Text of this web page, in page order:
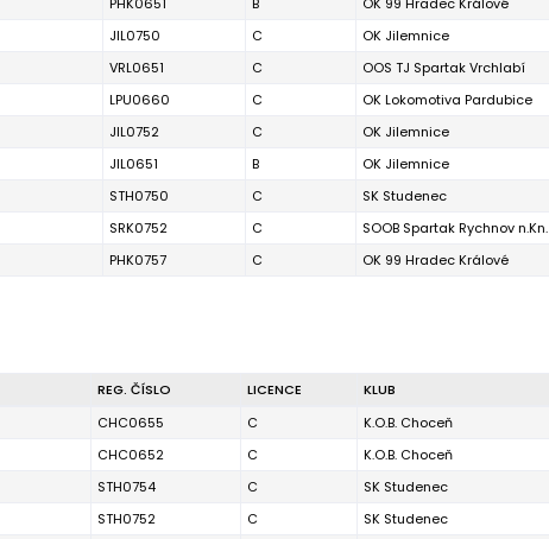
JIL0750 C OK Jilemnice
VRL0651 C OOS TJ Spartak Vrchlabí
LPU0660 C OK Lokomotiva Pardubice
JIL0752 C OK Jilemnice
JIL0651 B OK Jilemnice
STH0750 C SK Studenec
SRK0752 C SOOB Spartak Rychnov n.Kn.
PHK0757 C OK 99 Hradec Králové
REG. ČÍSLO LICENCE KLUB
CHC0655 C K.O.B. Choceň
CHC0652 C K.O.B. Choceň
STH0754 C SK Studenec
STH0752 C SK Studenec